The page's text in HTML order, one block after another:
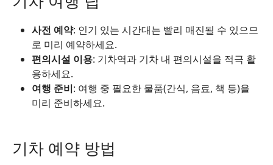
사전 예약: 인기 있는 시간대는 빨리 매진될 수 있으므
로 미리 예약하세요.
편의시설 이용: 기차역과 기차 내 편의시설을 적극 활
용하세요.
여행 준비: 여행 중 필요한 물품(간식, 음료, 책 등)을
미리 준비하세요.
기차 예약 방법